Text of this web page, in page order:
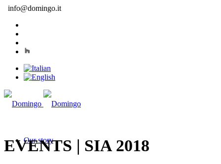
info@domingo.it
Our story
EVENTS | SIA 2018